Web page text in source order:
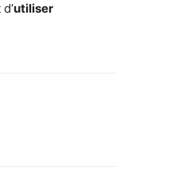
utiliser